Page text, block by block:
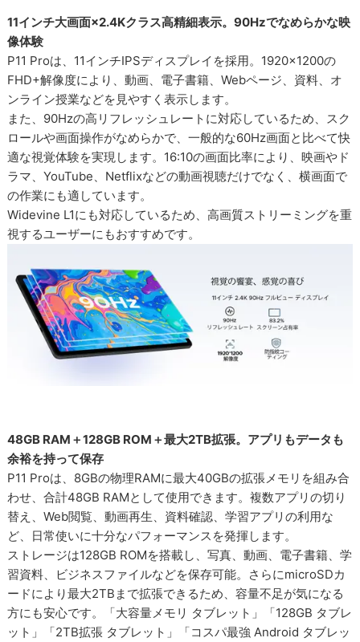
11インチ大画面×2.4Kクラス高精細表示。90Hzでなめらかな映
像体験
P11 Proは、11インチIPSディスプレイを採用。1920×1200の
FHD+解像度により、動画、電子書籍、Webページ、資料、オ
ンライン授業などを見やすく表示します。
また、90Hzの高リフレッシュレートに対応しているため、スク
ロールや画面操作がなめらかで、一般的な60Hz画面と比べて快
適な視覚体験を実現します。16:10の画面比率により、映画やド
ラマ、YouTube、Netflixなどの動画視聴だけでなく、横画面で
の作業にも適しています。
Widevine L1にも対応しているため、高画質ストリーミングを重
視するユーザーにもおすすめです。
48GB RAM＋128GB ROM＋最大2TB拡張。アプリもデータも
余裕を持って保存
P11 Proは、8GBの物理RAMに最大40GBの拡張メモリを組み合
わせ、合計48GB RAMとして使用できます。複数アプリの切り
替え、Web閲覧、動画再生、資料確認、学習アプリの利用な
ど、日常使いに十分なパフォーマンスを発揮します。
ストレージは128GB ROMを搭載し、写真、動画、電子書籍、学
習資料、ビジネスファイルなどを保存可能。さらにmicroSDカ
ードにより最大2TBまで拡張できるため、容量不足が気になる
方にも安心です。「大容量メモリ タブレット」「128GB タブレ
ット」「2TB拡張 タブレット」「コスパ最強 Android タブレッ